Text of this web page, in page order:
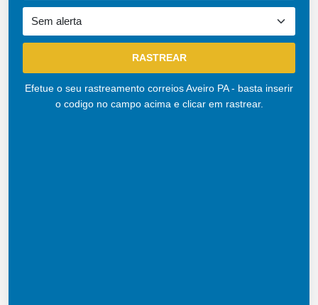
Efetue o seu rastreamento correios Aveiro PA - basta inserir
o codigo no campo acima e clicar em rastrear.